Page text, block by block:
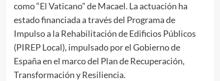
como “El Vaticano” de Macael. La actuación ha
estado financiada a través del Programa de
Impulso a la Rehabilitación de Edificios Públicos
(PIREP Local), impulsado por el Gobierno de
España en el marco del Plan de Recuperación,
Transformación y Resiliencia.